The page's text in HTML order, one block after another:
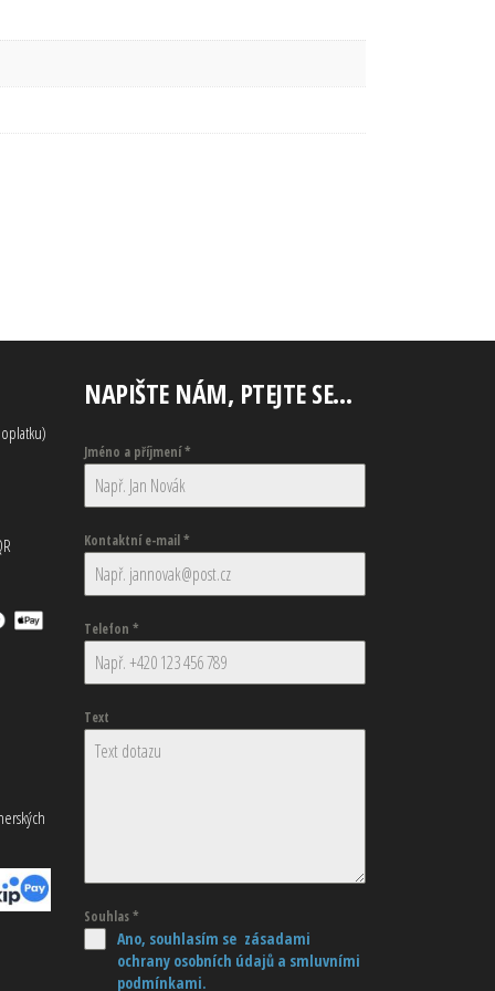
NAPIŠTE NÁM, PTEJTE SE…
Jméno a příjmení*
Kontaktní e-mail*
Telefon *
Text
Souhlas*
Ano, souhlasím se zásadami
ochrany osobních údajů a smluvními
podmínkami.